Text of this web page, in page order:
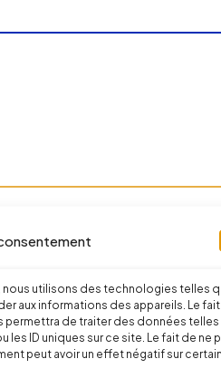
nous utilisons des technologies telles
aux informations des appareils. Le fait
de traiter des données telles
ID uniques sur ce site. Le fait de ne
peut avoir un effet négatif sur